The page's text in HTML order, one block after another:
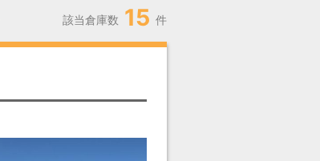
該当倉庫数 15 件